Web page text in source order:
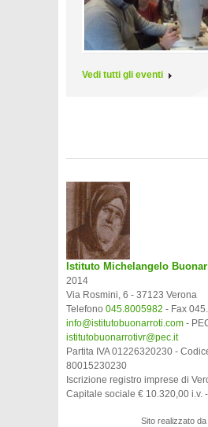
Vedi tutti gli eventi
Istituto Michelangelo
2014
Via Rosmini, 6 - 37123 Verona
Telefono 045.8005982 - Fax
info@istitutobuonarroti.com -
istitutobuonarrotivr@pec.it
Partita IVA 01226320230 -
80015230230
Iscrizione registro imprese di
Capitale sociale € 10.320,00 i.v.
Sito realizzato da